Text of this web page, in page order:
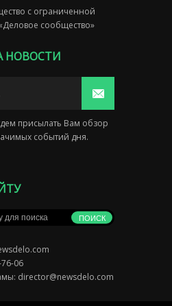
с ограниченной
сообщество»
НОВОСТИ
присылать Вам обзор
событий дня.
06
director@newsdelo.com